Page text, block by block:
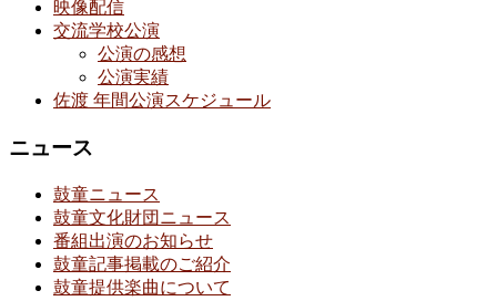
映像配信
交流学校公演
公演の感想
公演実績
佐渡 年間公演スケジュール
ニュース
鼓童ニュース
鼓童文化財団ニュース
番組出演のお知らせ
鼓童記事掲載のご紹介
鼓童提供楽曲について